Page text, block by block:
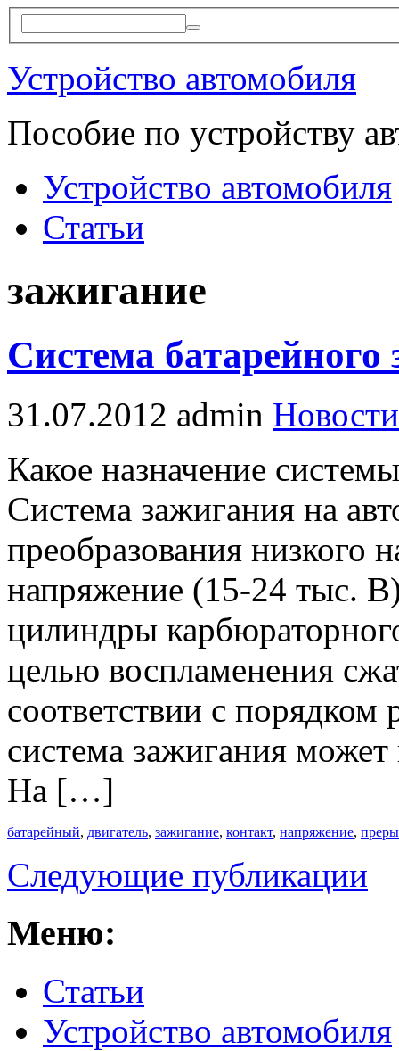
Устройство автомобиля
Пособие по устройству
Устройство автомобиля
Статьи
зажигание
Система батарейного
31.07.2012 admin Новости
Какое назначение
Система зажигания на
преобразования низкого
напряжение (15-24 тыс.
цилиндры
целью воспламенения
соответствии с порядком
система зажигания может
На […]
батарейный, двигатель, зажигание, контакт, напряжение,
Следующие публикации
Меню:
Статьи
Устройство автомобиля